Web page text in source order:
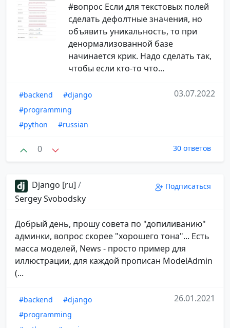
#вопрос Если для текстовых полей
сделать дефолтные значения, но
объявить уникальность, то при
денормализованной базе
начинается крик. Надо сделать так,
чтобы если кто-то что...
#backend
#django
#programming
#python
#russian
03.07.2022
0 30 ответов
Django [ru] /
Sergey Svobodsky
Подписаться
Добрый день, прошу совета по "допиливанию"
админки, вопрос скорее "хорошего тона"... Есть
масса моделей, News - просто пример для
иллюстрации, для каждой прописан ModelAdmin
(...
#backend
#django
#programming
26.01.2021